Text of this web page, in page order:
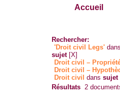
Accueil
Rechercher:
'Droit civil Legs'
sujet [X]
Droit civil –
Droit civil –
Droit civil danssujet
Résultats 2